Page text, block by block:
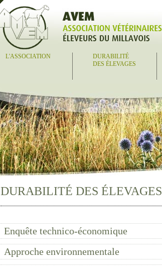
L'ASSOCIATION
DURABILITÉ
DES ÉLEVAGES
DURABILITÉ DES ÉLEVAGES
Enquête technico-économique
Approche environnementale